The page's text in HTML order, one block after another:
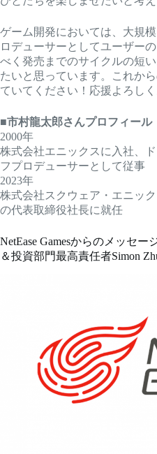
ゲーム開発においては、大規
ロデューサーとしてユーザー
べく発売までのサイクルの短
たいと思っています。これか
ていてください！応援よろしく
■市村龍太郎さんプロフィール
2000年
株式会社エニックスに入社、
フプロデューサーとして従事
2023年
株式会社スクウェア・エニッ
の代表取締役社長に就任
NetEase Gamesからのメッセー
＆投資部門最高責任者Simon